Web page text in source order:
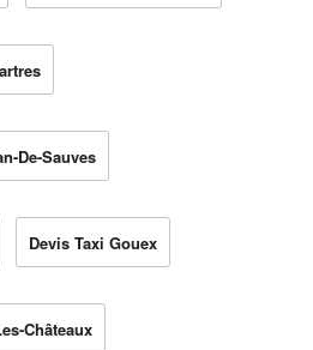
De-Sauves
Devis Taxi Gouex
Châteaux